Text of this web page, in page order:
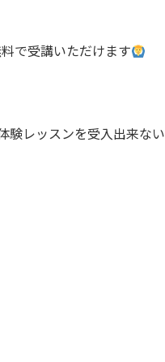
で受講いただけます
験レッスンを受入出来ない